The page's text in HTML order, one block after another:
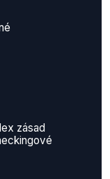
zásad